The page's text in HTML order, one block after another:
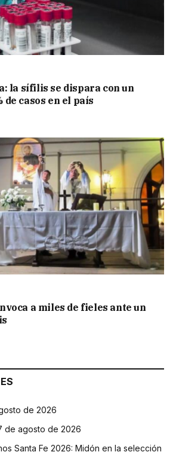
la sífilis se dispara con un
de casos en el país
a miles de fieles ante un
de 2026
de agosto de 2026
Santa Fe 2026: Midón en la selección